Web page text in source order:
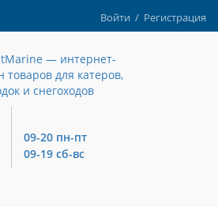
Войти / Регистрация
09-20 пн-пт
09-19 сб-вс